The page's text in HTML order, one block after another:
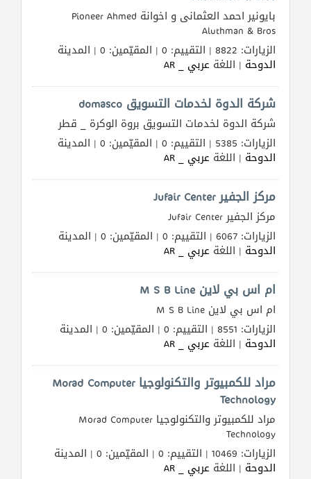
إعلانات
المنتدى
كيو
مزاد
كيو
نمبر
كيو
كارز
كيو
ماركت
الدليل
القطري
POWERED
QHOST
بايونير احمد العثمانى و اخوانة Pioneer Ahmed
Aluthman & Bros
الزيارات: 8822 | التقييم: 0 | المقيّمين: 0 | المدينة
الدوحة | اللغة عربي _ AR
شركة الدوة لخدمات التسويق domasco
شركة الدوة لخدمات التسويق بروة الوكرة _ قطر
الزيارات: 5385 | التقييم: 0 | المقيّمين: 0 | المدينة
الدوحة | اللغة عربي _ AR
مركز الجفير Jufair Center
مركز الجفير Jufair Center
الزيارات: 6067 | التقييم: 0 | المقيّمين: 0 | المدينة
الدوحة | اللغة عربي _ AR
ام اس بي لاين M S B Line
ام اس بي لاين M S B Line
الزيارات: 8551 | التقييم: 0 | المقيّمين: 0 | المدينة
الدوحة | اللغة عربي _ AR
مراد للكمبيوتر والتكنولوجيا Morad Computer
Technology
مراد للكمبيوتر والتكنولوجيا Morad Computer
Technology
الزيارات: 10469 | التقييم: 0 | المقيّمين: 0 | المدينة
الدوحة | اللغة عربي _ AR